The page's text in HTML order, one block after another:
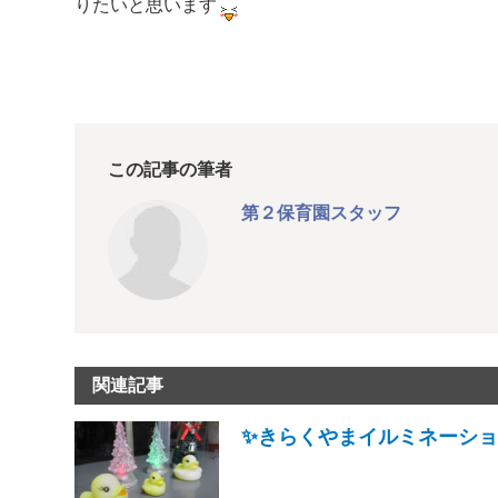
りたいと思います
この記事の筆者
第２保育園スタッフ
関連記事
✨きらくやまイルミネーシ